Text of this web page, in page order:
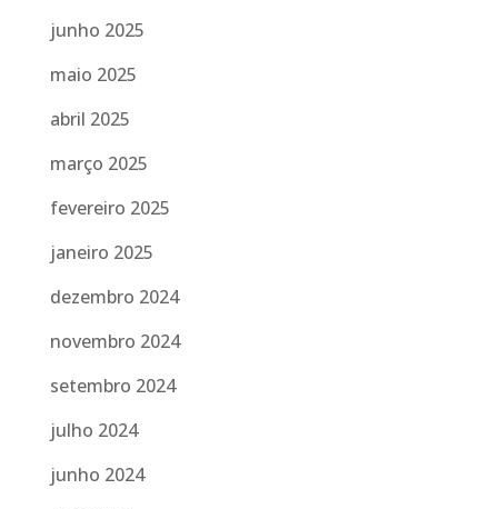
junho 2025
maio 2025
abril 2025
março 2025
fevereiro 2025
janeiro 2025
dezembro 2024
novembro 2024
setembro 2024
julho 2024
junho 2024